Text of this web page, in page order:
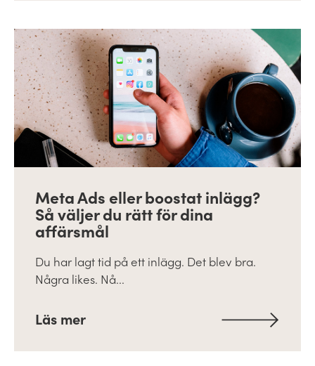
Meta Ads eller boostat inlägg?
Så väljer du rätt för dina
affärsmål
Du har lagt tid på ett inlägg. Det blev bra.
Några likes. Nå...
Läs mer